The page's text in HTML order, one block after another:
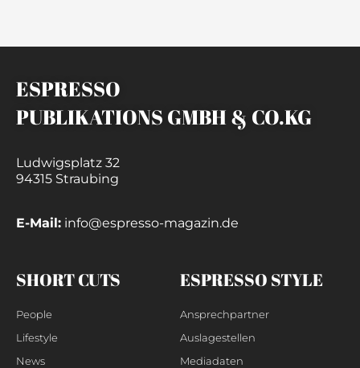
ESPRESSO
PUBLIKATIONS GMBH & CO.KG
Ludwigsplatz 32
94315 Straubing
E-Mail: info@espresso-magazin.de
SHORT CUTS
People
Lifestyle
News
ESPRESSO STYLE
Ansprechpartner
Auslagestellen
Mediadaten